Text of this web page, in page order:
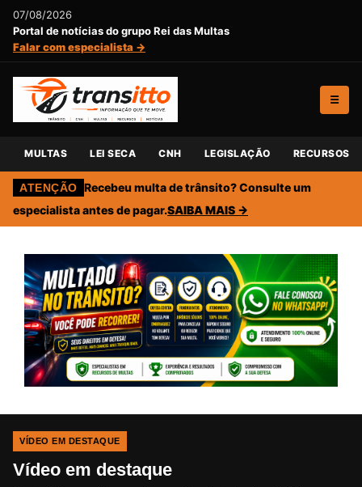
07/08/2026
Portal de notícias do grupo Rei das Multas
Falar com especialista →
☰
MULTAS LEI SECA CNH LEGISLAÇÃO RECURSOS
ATENÇÃO Recebeu multa de trânsito? Consulte um
especialista antes de pagar.SAIBA MAIS →
VÍDEO EM DESTAQUE
Vídeo em destaque